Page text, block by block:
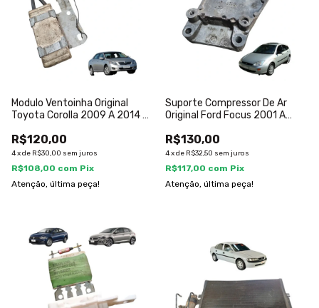
Modulo Ventoinha Original
Toyota Corolla 2009 A 2014 2
R$120,00
4xde R$30,00 sem juros
R$108,00 com Pix
Atenção, última peça!
Suporte Compressor De Ar
Original Ford Focus 2001 A
R$130,00
4xde R$32,50 sem juros
R$117,00 com Pix
Atenção, última peça!